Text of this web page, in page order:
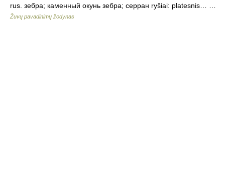
rus. зебра; каменный окунь зебра; серран ryšiai: platesnis… …
Žuvų pavadinimų žodynas